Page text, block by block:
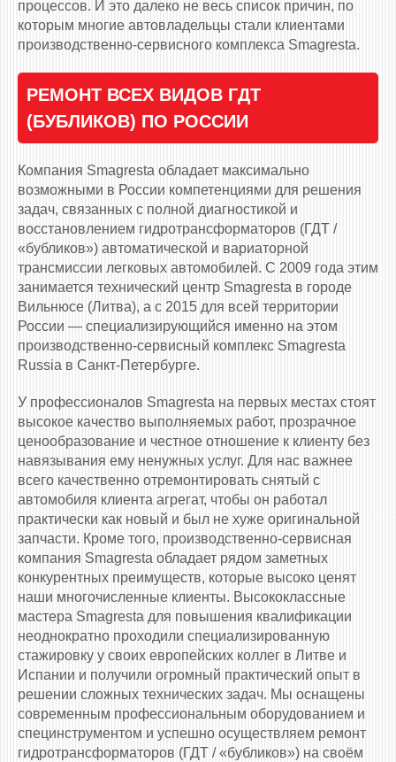
процессов. И это далеко не весь список причин, по
которым многие автовладельцы стали клиентами
производственно-сервисного комплекса Smagresta.
РЕМОНТ ВСЕХ ВИДОВ ГДТ
(БУБЛИКОВ) ПО РОССИИ
Компания Smagresta обладает максимально
возможными в России компетенциями для решения
задач, связанных с полной диагностикой и
восстановлением гидротрансформаторов (ГДТ /
«бубликов») автоматической и вариаторной
трансмиссии легковых автомобилей. С 2009 года этим
занимается технический центр Smagresta в городе
Вильнюсе (Литва), а с 2015 для всей территории
России — специализирующийся именно на этом
производственно-сервисный комплекс Smagresta
Russia в Санкт-Петербурге.
У профессионалов Smagresta на первых местах стоят
высокое качество выполняемых работ, прозрачное
ценообразование и честное отношение к клиенту без
навязывания ему ненужных услуг. Для нас важнее
всего качественно отремонтировать снятый с
автомобиля клиента агрегат, чтобы он работал
практически как новый и был не хуже оригинальной
запчасти. Кроме того, производственно-сервисная
компания Smagresta обладает рядом заметных
конкурентных преимуществ, которые высоко ценят
наши многочисленные клиенты. Высококлассные
мастера Smagresta для повышения квалификации
неоднократно проходили специализированную
стажировку у своих европейских коллег в Литве и
Испании и получили огромный практический опыт в
решении сложных технических задач. Мы оснащены
современным профессиональным оборудованием и
специнструментом и успешно осуществляем ремонт
гидротрансформаторов (ГДТ / «бубликов») на своём